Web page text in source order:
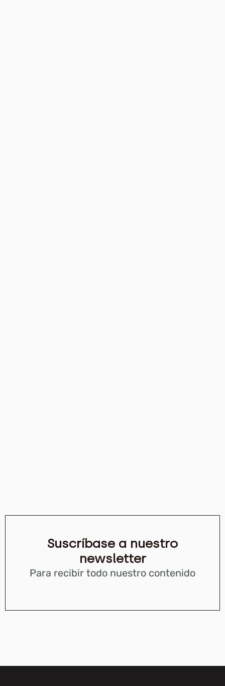
Suscríbase a nuestro
newsletter
Para recibir todo nuestro contenido